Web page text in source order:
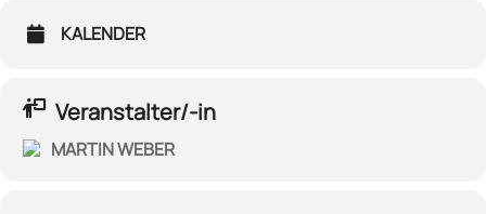
KALENDER
Veranstalter/-in
MARTIN WEBER